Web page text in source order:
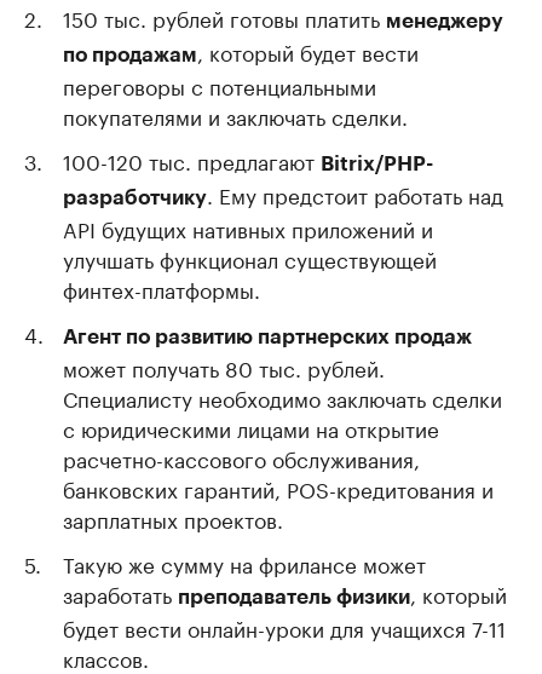
150 тыс. рублей готовы платить менеджеру
по продажам
, который будет вести
переговоры с потенциальными
покупателями и заключать сделки.
100-120 тыс. предлагают Bitrix/PHP-
разработчику
. Ему предстоит работать над
API будущих нативных приложений и
улучшать функционал существующей
финтех-платформы.
Агент по развитию партнерских продаж
может получать 80 тыс. рублей.
Специалисту необходимо заключать сделки
с юридическими лицами на открытие
расчетно-кассового обслуживания,
банковских гарантий, POS-кредитования и
зарплатных проектов.
Такую же сумму на фрилансе может
заработать преподаватель физики
, который
будет вести онлайн-уроки для учащихся 7-11
классов.